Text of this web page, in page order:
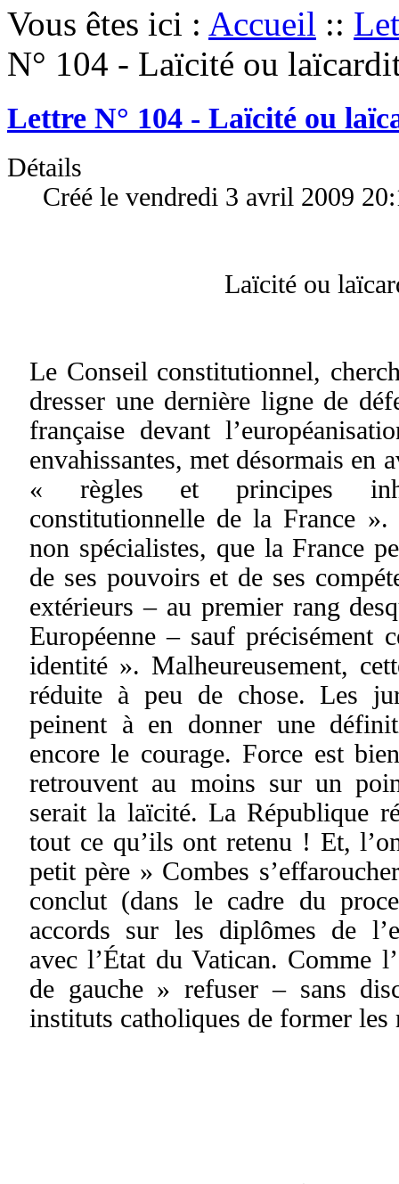
Vous êtes ici : Accueil ::
N° 104 - Laïcité ou
Lettre N° 104 - Laïcité ou
Détails
Créé le vendredi 3 avril 2009
Laïcité ou
Le Conseil constitutionnel,
dresser une dernière ligne de
française devant
envahissantes, met désormais en
« règles et principes
constitutionnelle de la France
non spécialistes, que la France
de ses pouvoirs et de ses
extérieurs – au premier rang
Européenne – sauf précisément
identité ». Malheureusement,
réduite à peu de chose. Les
peinent à en donner une
encore le courage. Force est
retrouvent au moins sur un
serait la laïcité. La République
tout ce qu’ils ont retenu ! Et,
petit père » Combes
conclut (dans le cadre du
accords sur les diplômes de
avec l’État du Vatican. Comme
de gauche » refuser – sans
instituts catholiques de former les